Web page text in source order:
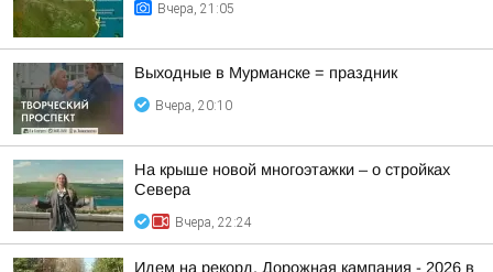
Вчера, 21:05
Выходные в Мурманске = праздник
Вчера, 20:10
На крыше новой многоэтажки – о стройках
Севера
Вчера, 22:24
Идем на рекорд. Дорожная кампания - 2026 в